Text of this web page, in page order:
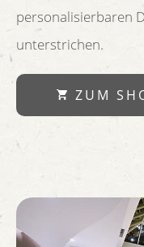
personalisierbaren
unterstrichen.
ZUM